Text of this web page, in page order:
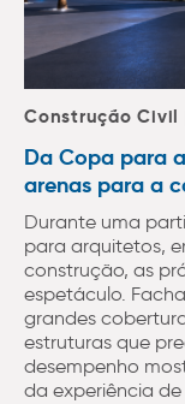
Construção Civil
Da Copa para
arenas para a
Durante uma
para arquitetos,
construção, as
espetáculo.
grandes
estruturas que
desempenho
da experiência